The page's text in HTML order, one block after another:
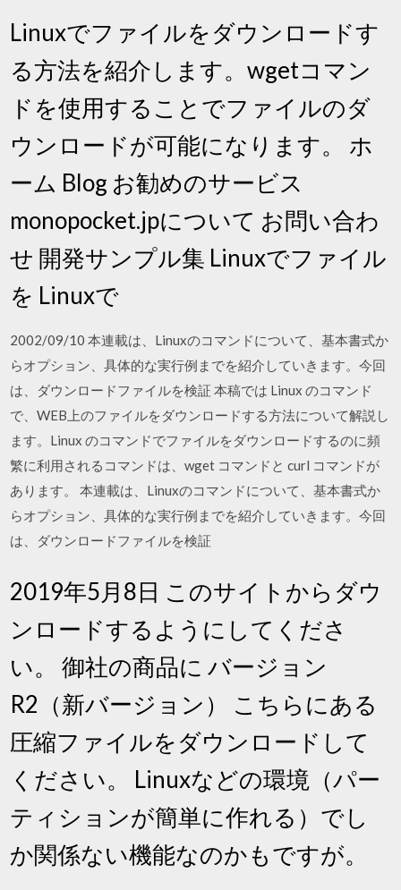
Linuxでファイルをダウンロードす
る方法を紹介します。wgetコマン
ドを使用することでファイルのダ
ウンロードが可能になります。 ホ
ーム Blog お勧めのサービス
monopocket.jpについて お問い合わ
せ 開発サンプル集 Linuxでファイル
を Linuxで
2002/09/10 本連載は、Linuxのコマンドについて、基本書式か
らオプション、具体的な実行例までを紹介していきます。今回
は、ダウンロードファイルを検証 本稿では Linux のコマンド
で、WEB上のファイルをダウンロードする方法について解説し
ます。Linux のコマンドでファイルをダウンロードするのに頻
繁に利用されるコマンドは、wget コマンドと curl コマンドが
あります。 本連載は、Linuxのコマンドについて、基本書式か
らオプション、具体的な実行例までを紹介していきます。今回
は、ダウンロードファイルを検証
2019年5月8日 このサイトからダウ
ンロードするようにしてくださ
い。 御社の商品に バージョン
R2（新バージョン） こちらにある
圧縮ファイルをダウンロードして
ください。 Linuxなどの環境（パー
ティションが簡単に作れる）でし
か関係ない機能なのかもですが。